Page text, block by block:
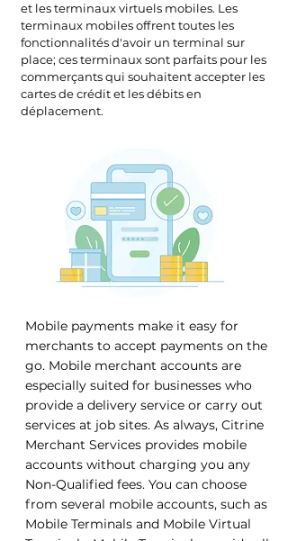
et les terminaux virtuels mobiles. Les
terminaux mobiles offrent toutes les
fonctionnalités d'avoir un terminal sur
place; ces terminaux sont parfaits pour les
commerçants qui souhaitent accepter les
cartes de crédit et les débits en
déplacement.
Mobile payments make it easy for
merchants to accept payments on the
go. Mobile merchant accounts are
especially suited for businesses who
provide a delivery service or carry out
services at job sites. As always, Citrine
Merchant Services provides mobile
accounts without charging you any
Non-Qualified fees. You can choose
from several mobile accounts, such as
Mobile Terminals and Mobile Virtual